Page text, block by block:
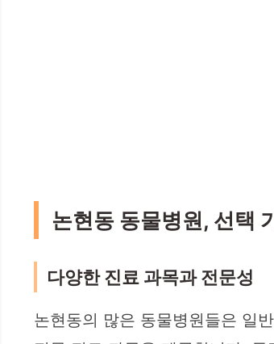
논현동 동물병원, 선택
다양한 진료 과목과 전문성
논현동의 많은 동물병원들은 일